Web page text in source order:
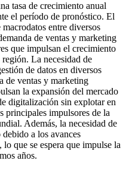
tasa de crecimiento anual
el período de pronóstico. El
entre diversos
de ventas y marketing
que impulsan el crecimiento
La necesidad de
de datos en diversos
de ventas y marketing
la expansión del mercado
digitalización sin explotar en
principales impulsores de la
Además, la necesidad de
a los avances
que se espera que impulse la
años.